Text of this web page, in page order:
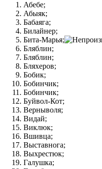
Абебе;
Абыяк;
Бабаяга;
Билайнер;
Бита-Марья;
Бляблин;
Бляблин;
Бляхеров;
Бобик;
Бобинчик;
Бобинчик;
Буйвол-Кот;
Верныволя;
Видай;
Виклюк;
Вшивца;
Выставнога;
Выхрестюк;
Галушка;